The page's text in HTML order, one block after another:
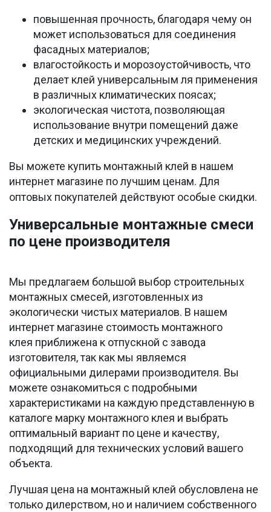
повышенная прочность, благодаря чему он
может использоваться для соединения
фасадных материалов;
влагостойкость и морозоустойчивость, что
делает клей универсальным ля применения
в различных климатических поясах;
экологическая чистота, позволяющая
использование внутри помещений даже
детских и медицинских учреждений.
Вы можете купить монтажный клей в нашем
интернет магазине по лучшим ценам. Для
оптовых покупателей действуют особые скидки.
Универсальные монтажные смеси
по цене производителя
Мы предлагаем большой выбор строительных
монтажных смесей, изготовленных из
экологически чистых материалов. В нашем
интернет магазине стоимость монтажного
клея приближена к отпускной с завода
изготовителя, так как мы являемся
официальными дилерами производителя. Вы
можете ознакомиться с подробными
характеристиками на каждую представленную в
каталоге марку монтажного клея и выбрать
оптимальный вариант по цене и качеству,
подходящий для технических условий вашего
объекта.
Лучшая цена на монтажный клей обусловлена не
только дилерством, но и наличием собственного